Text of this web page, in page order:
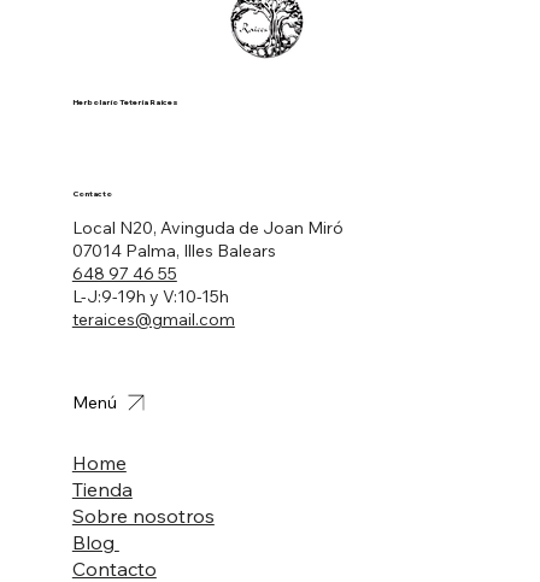
Herbolario Tetería Raíces
Local N20, Avinguda de Joan Miró
07014 Palma, Illes Balears
648 97 46 55
L-J:9-19h y V:10-15h
teraices@gmail.com
Contacto
Home
Tienda
Sobre nosotros
Blog
Contacto
Menú